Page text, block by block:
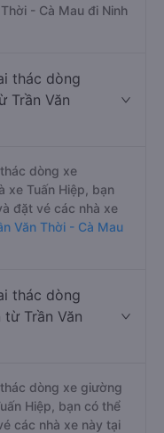
- Cà Mau đi Ninh
thác dòng
Trần Văn
dòng xe
xe Tuấn Hiệp, bạn
đặt vé các nhà xe
Văn Thời - Cà Mau
thác dòng
Trần Văn
dòng xe giường
Hiệp, bạn có thể
các nhà xe này tại